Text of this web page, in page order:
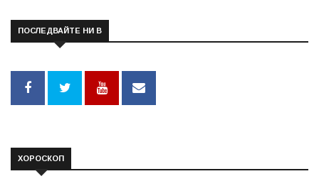
ПОСЛЕДВАЙТЕ НИ В
ХОРОСКОП